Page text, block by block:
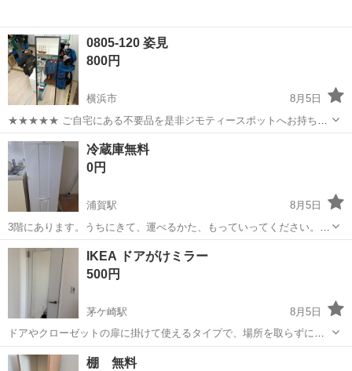
0805-120 姿見
800円
横浜市
8月5日
★★★★★ ご自宅にある不要品を是非ジモティースポットへお持ち込
みしませんか？ 家電、趣味・スポーツ・レジャー用品、こども用品、
衣料服飾品、生活雑貨、家具、本、CD・DVDなどが無料でまとめて持
ち込めます！ ※詳細はこ...
神奈川 横浜市 ミラー/鏡
冷蔵庫無料
0円
浦賀駅
8月5日
3階にあります。うちにきて、運べるかた、もっていってください。ち
いさいです。 まだまだつかえます。 ちょと下が結露するので、レジャ
ーシートを敷けばつかえます。
神奈川 横須賀市 浦賀駅
IKEA ドアがけミラー
500円
茅ケ崎駅
8月5日
ドアやクローゼットの扉に掛けて使えるタイプで、場所を取らずに全
身をチェックできるのでとても便利です。
神奈川 茅ヶ崎市 茅ケ崎駅
棚 無料